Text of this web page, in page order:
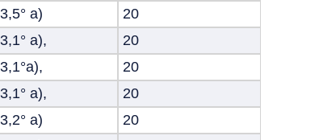
3,5° а)
20
3,1° а),
20
3,1°а),
20
3,1° а),
20
3,2° а)
20